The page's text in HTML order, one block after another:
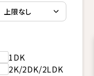
1DK
2K/2DK/2LDK